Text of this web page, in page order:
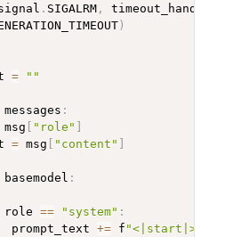
. SIGALRM, timeout_handler
)
= ""
messages :
[ "role" ]
= msg [ "content" ]
basemodel :
role == "system" :
prompt_text
+= f